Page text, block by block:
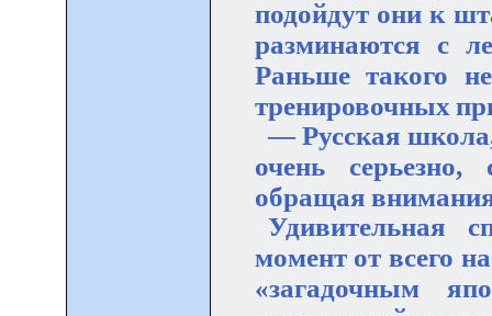
подойдут они к
разминаются с
Раньше такого
тренировочных
— Русская
очень
обращая
Удивительная
момент от всего
«загадочным